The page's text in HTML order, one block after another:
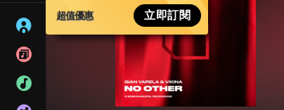
超值優惠 立即訂閱